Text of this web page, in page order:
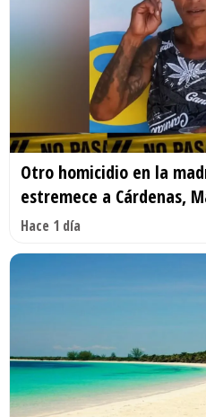
Otro homicidio en la
estremece a Cárdenas,
Hace 1 día